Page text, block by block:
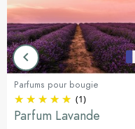
Précédent
keyboard_arrow_left
Parfums pour bougie
(1)
Parfum Lavande